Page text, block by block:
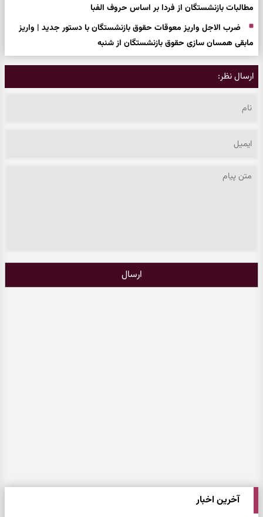
مطالبات بازنشستگان از فردا بر اساس حروف الفبا
ضرب الاجل واریز معوقات حقوق بازنشستگان با دستور جدید | واریز
مابقی همسان سازی حقوق بازنشستگان از شنبه
ارسال نظر:
ارسال
آخرین اخبار